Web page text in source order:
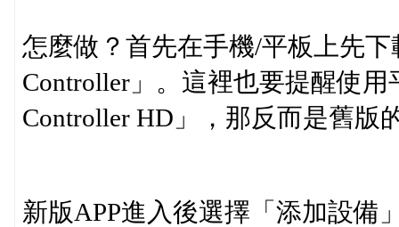
怎麼做？首先在手機/平板上先
Controller」。這裡也要提醒使
Controller HD」，那反而是舊版
新版APP進入後選擇「添加設備